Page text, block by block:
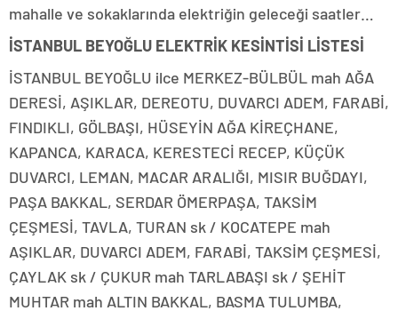
mahalle ve sokaklarında elektriğin geleceği saatler…
İSTANBUL BEYOĞLU ELEKTRİK KESİNTİSİ LİSTESİ
İSTANBUL BEYOĞLU ilce MERKEZ-BÜLBÜL mah AĞA
DERESİ, AŞIKLAR, DEREOTU, DUVARCI ADEM, FARABİ,
FINDIKLI, GÖLBAŞI, HÜSEYİN AĞA KİREÇHANE,
KAPANCA, KARACA, KERESTECİ RECEP, KÜÇÜK
DUVARCI, LEMAN, MACAR ARALIĞI, MISIR BUĞDAYI,
PAŞA BAKKAL, SERDAR ÖMERPAŞA, TAKSİM
ÇEŞMESİ, TAVLA, TURAN sk / KOCATEPE mah
AŞIKLAR, DUVARCI ADEM, FARABİ, TAKSİM ÇEŞMESİ,
ÇAYLAK sk / ÇUKUR mah TARLABAŞI sk / ŞEHİT
MUHTAR mah ALTIN BAKKAL, BASMA TULUMBA,